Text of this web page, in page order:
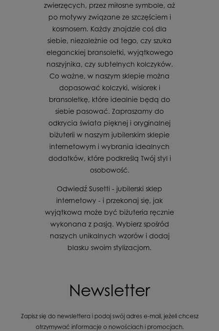
zwierzęcych, przez miłosne symbole, aż
po motywy związane ze szczęściem i
kosmosem. Każdy znajdzie coś dla
siebie, niezależnie od tego, czy szuka
eleganckiej bransoletki, wyjątkowego
naszyjnika, czy subtelnych kolczyków.
Co ważne, w naszym sklepie można
dopasować kolczyki, wisiorek i
bransoletkę, które idealnie będą do
siebie pasować. Zapraszamy do
odkrycia świata pięknej i oryginalnej
biżuterii w naszym jubilerskim sklepie
internetowym i wybrania idealnych
dodatków, które podkreślą Twój styl i
osobowość.
Odwiedź Susetti - jubilerski sklep
internetowy - i przekonaj się, jak
wyjątkowa może być biżuteria ręcznie
wykonana z pasją. Wybierz spośród
naszych unikalnych wzorów i dodaj
blasku swoim stylizacjom.
Newsletter
Zapisz się do newslettera i podaj swój adres e-mail, jeżeli chcesz
otrzymywać informacje o nowościach i promocjach.